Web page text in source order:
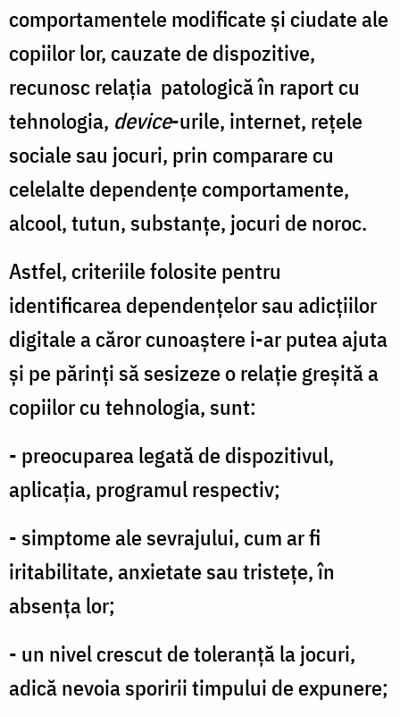
comportamentele modificate și ciudate ale
copiilor lor, cauzate de dispozitive,
recunosc relația patologică în raport cu
tehnologia, device-urile, internet, rețele
sociale sau jocuri, prin comparare cu
celelalte dependențe comportamente,
alcool, tutun, substanțe, jocuri de noroc.
Astfel, criteriile folosite pentru
identificarea dependențelor sau adicțiilor
digitale a căror cunoaștere i-ar putea ajuta
și pe părinți să sesizeze o relație greșită a
copiilor cu tehnologia, sunt:
- preocuparea legată de dispozitivul,
aplicația, programul respectiv;
- simptome ale sevrajului, cum ar fi
iritabilitate, anxietate sau tristeţe, în
absența lor;
- un nivel crescut de toleranţă la jocuri,
adică nevoia sporirii timpului de expunere;